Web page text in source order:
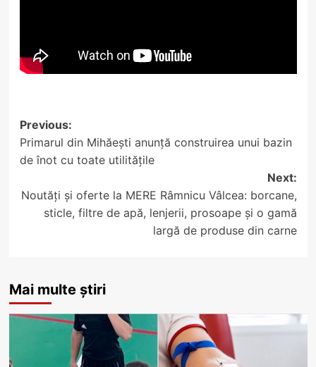
Post
navigation
Previous:
Primarul din Mihăești anunță construirea unui bazin
de înot cu toate utilitățile
Next:
Noutăți și oferte la MERE Râmnicu Vâlcea: borcane,
sticle, filtre de apă, lenjerii, prosoape și o gamă
largă de produse din carne
Mai multe știri